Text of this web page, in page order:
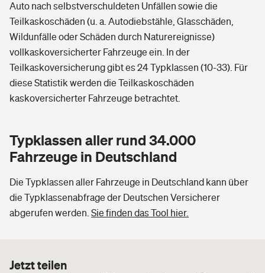
Auto nach selbstverschuldeten Unfällen sowie die
Teilkaskoschäden (u. a. Autodiebstähle, Glasschäden,
Wildunfälle oder Schäden durch Naturereignisse)
vollkaskoversicherter Fahrzeuge ein. In der
Teilkaskoversicherung gibt es 24 Typklassen (10-33). Für
diese Statistik werden die Teilkaskoschäden
kaskoversicherter Fahrzeuge betrachtet.
Typklassen aller rund 34.000
Fahrzeuge in Deutschland
Die Typklassen aller Fahrzeuge in Deutschland kann über
die Typklassenabfrage der Deutschen Versicherer
abgerufen werden. Sie finden das Tool hier.
Jetzt teilen